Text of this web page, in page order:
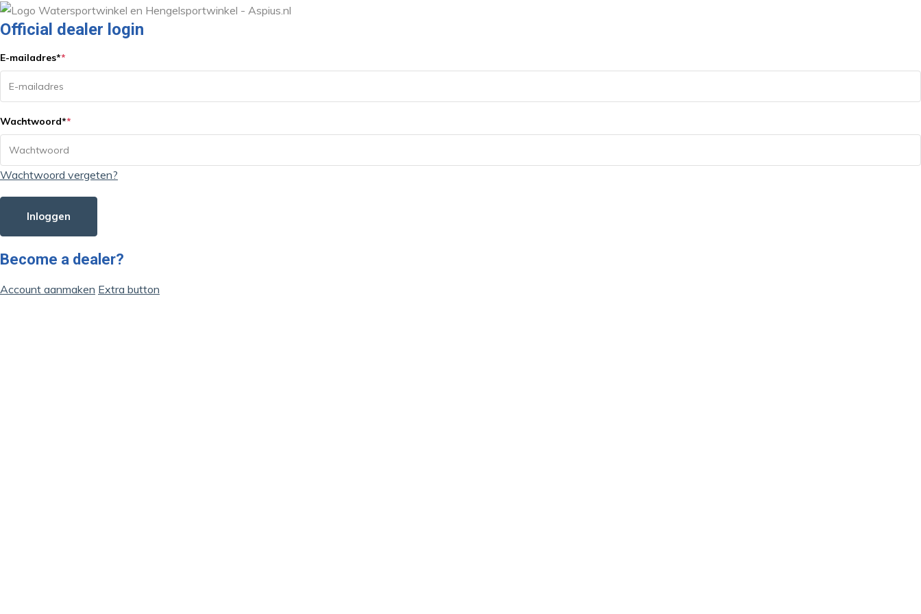
Official dealer login
E-mailadres**
Wachtwoord**
Wachtwoord vergeten?
Inloggen
Become a dealer?
Account aanmaken Extra button